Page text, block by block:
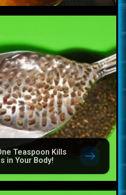
Teaspoon Kills
in Your Body!